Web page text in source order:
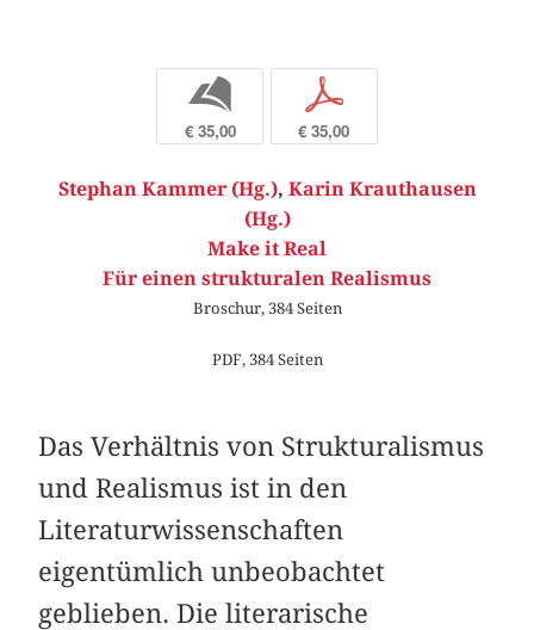
b
€ 35,00
p
€ 35,00
Stephan Kammer (Hg.), Karin Krauthausen
(Hg.)
Make it Real
Für einen strukturalen Realismus
Broschur, 384 Seiten
PDF, 384 Seiten
Das Verhältnis von Strukturalismus
und Realismus ist in den
Literaturwissenschaften
eigentümlich unbeobachtet
geblieben. Die literarische